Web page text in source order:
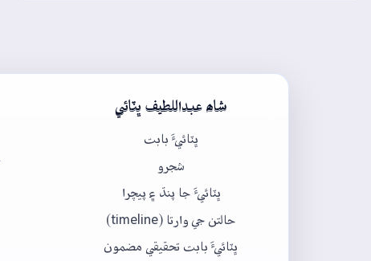
شاھ عبداللطيف ڀٽائي
ڀٽائيءَ بابت
شجرو
ڀٽائيءَ جا پنڌ ۽ پيچرا
حالتن جي وارتا (timeline)
ڀٽائيءَ بابت تحقيقي مضمون